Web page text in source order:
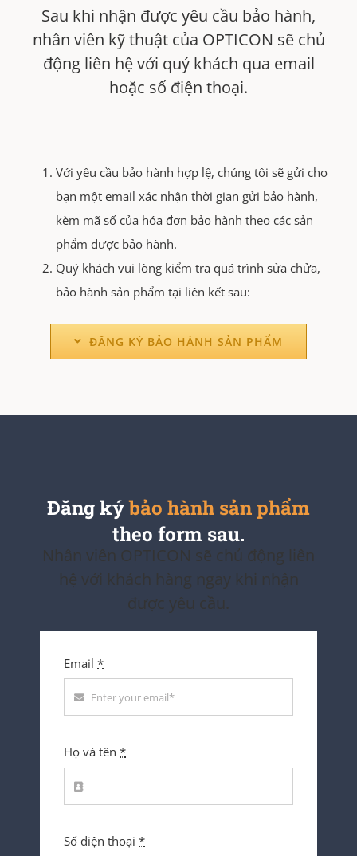
Sau khi nhận được yêu cầu bảo hành,
nhân viên kỹ thuật của OPTICON sẽ chủ
động liên hệ với quý khách qua email
hoặc số điện thoại.
Với yêu cầu bảo hành hợp lệ, chúng tôi sẽ gửi cho
bạn một email xác nhận thời gian gửi bảo hành,
kèm mã số của hóa đơn bảo hành theo các sản
phẩm được bảo hành.
Quý khách vui lòng kiểm tra quá trình sửa chửa,
bảo hành sản phẩm tại liên kết sau:
ĐĂNG KÝ BẢO HÀNH SẢN PHẨM
Đăng kýbảo hành sản phẩm
theo form sau.
Nhân viên OPTICON sẽ chủ động liên
hệ với khách hàng ngay khi nhận
được yêu cầu.
Email *
Họ và tên *
Số điện thoại *